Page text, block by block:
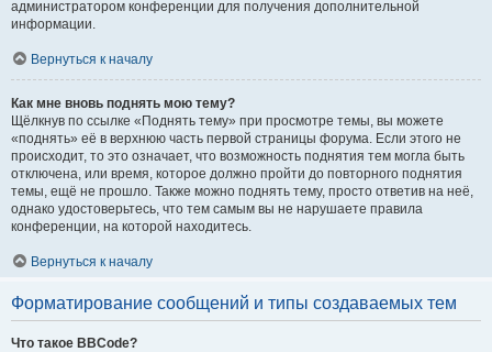
администратором конференции для получения дополнительной
информации.
Вернуться к началу
Как мне вновь поднять мою тему?
Щёлкнув по ссылке «Поднять тему» при просмотре темы, вы можете
«поднять» её в верхнюю часть первой страницы форума. Если этого не
происходит, то это означает, что возможность поднятия тем могла быть
отключена, или время, которое должно пройти до повторного поднятия
темы, ещё не прошло. Также можно поднять тему, просто ответив на неё,
однако удостоверьтесь, что тем самым вы не нарушаете правила
конференции, на которой находитесь.
Вернуться к началу
Форматирование сообщений и типы создаваемых тем
Что такое BBCode?